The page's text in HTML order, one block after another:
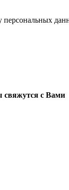
персональных
свяжутся с Вами